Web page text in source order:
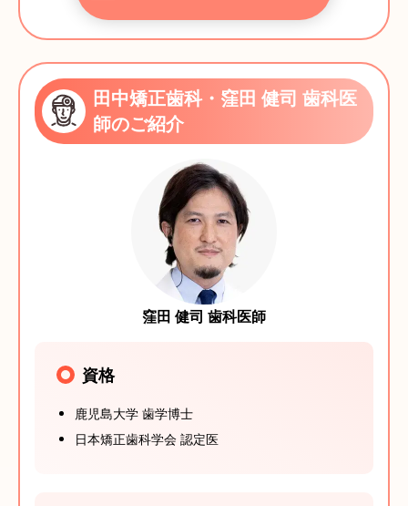
田中矯正歯科・窪田 健司 歯科医
師のご紹介
窪田 健司 歯科医師
資格
鹿児島大学 歯学博士
日本矯正歯科学会 認定医